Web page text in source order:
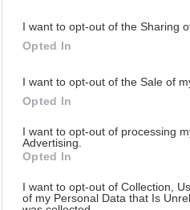
I want to opt-out of the Sharing
Opted In
I want to opt-out of the Sale of
Opted In
I want to opt-out of processing
Advertising.
Opted In
I want to opt-out of Collection,
of my Personal Data that Is